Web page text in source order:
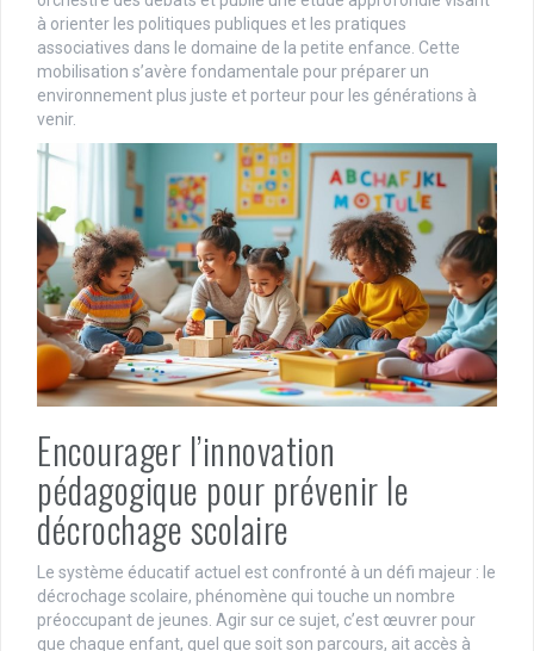
à orienter les politiques publiques et les pratiques
associatives dans le domaine de la petite enfance. Cette
mobilisation s’avère fondamentale pour préparer un
environnement plus juste et porteur pour les générations à
venir.
Encourager l’innovation
pédagogique pour prévenir le
décrochage scolaire
Le système éducatif actuel est confronté à un défi majeur : le
décrochage scolaire, phénomène qui touche un nombre
préoccupant de jeunes. Agir sur ce sujet, c’est œuvrer pour
que chaque enfant, quel que soit son parcours, ait accès à